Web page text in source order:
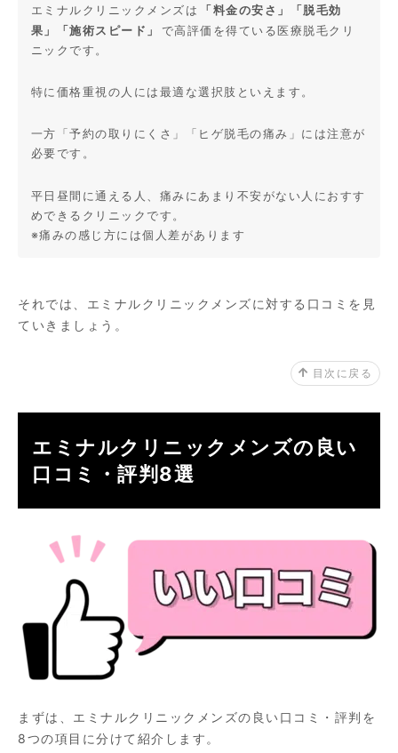
エミナルクリニックメンズは
「料金の安さ」「脱毛効
果」「施術スピード」
で高評価を得ている医療脱毛クリ
ニックです。
特に価格重視の人には最適な選択肢といえます。
一方「予約の取りにくさ」「ヒゲ脱毛の痛み」には注意が
必要です。
平日昼間に通える人、痛みにあまり不安がない人におすす
めできるクリニックです。
※痛みの感じ方には個人差があります
それでは、エミナルクリニックメンズに対する口コミを見
ていきましょう。
目次に戻る
エミナルクリニックメンズの良い
口コミ・評判8選
まずは、エミナルクリニックメンズの良い口コミ・評判を
8つの項目に分けて紹介します。